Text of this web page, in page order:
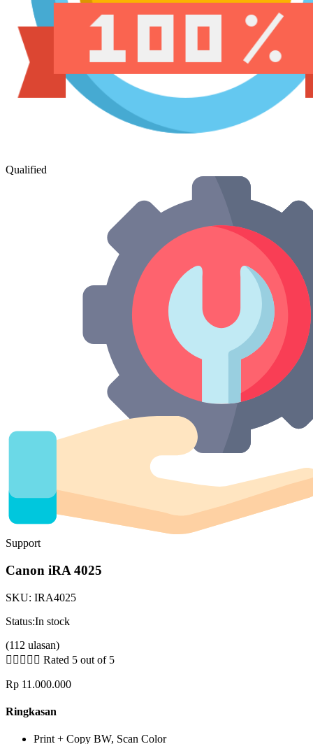
Qualified
Support
Canon iRA 4025
SKU: IRA4025
Status:In stock
(112 ulasan)
     Rated 5 out of 5
Rp 11.000.000
Ringkasan
Print + Copy BW, Scan Color